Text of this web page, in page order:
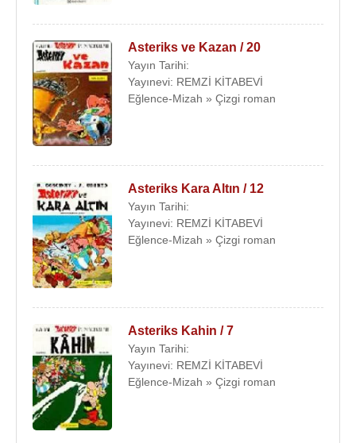
Asteriks ve Kazan / 20
Yayın Tarihi:
Yayınevi: REMZİ KİTABEVİ
Eğlence-Mizah » Çizgi roman
Asteriks Kara Altın / 12
Yayın Tarihi:
Yayınevi: REMZİ KİTABEVİ
Eğlence-Mizah » Çizgi roman
Asteriks Kahin / 7
Yayın Tarihi:
Yayınevi: REMZİ KİTABEVİ
Eğlence-Mizah » Çizgi roman